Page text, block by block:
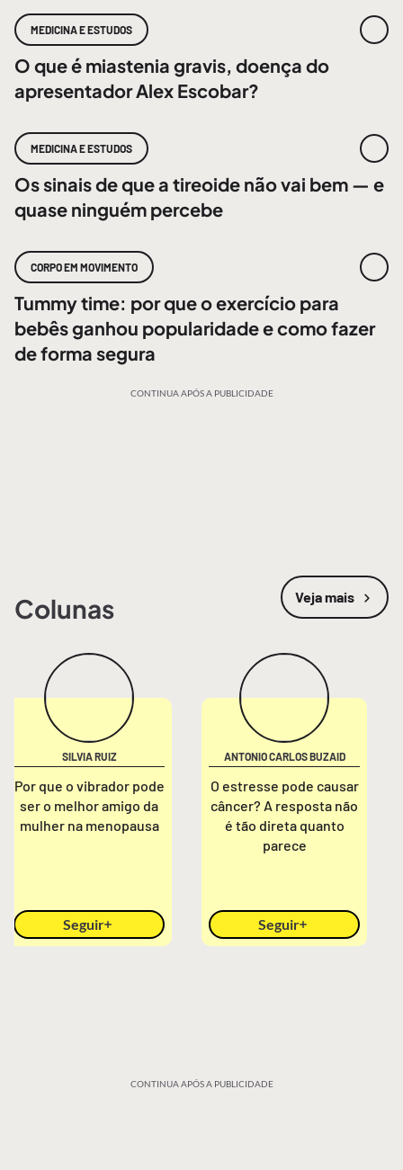
MEDICINA E ESTUDOS
O que é miastenia gravis, doença do
apresentador Alex Escobar?
MEDICINA E ESTUDOS
Os sinais de que a tireoide não vai bem — e
quase ninguém percebe
CORPO EM MOVIMENTO
Tummy time: por que o exercício para
bebês ganhou popularidade e como fazer
de forma segura
CONTINUA APÓS A PUBLICIDADE
Colunas Veja mais
SILVIA RUIZ
Por que o vibrador pode
ser o melhor amigo da
mulher na menopausa
Seguir
ANTONIO CARLOS BUZAID
O estresse pode causar
câncer? A resposta não
é tão direta quanto
parece
Seguir
CONTINUA APÓS A PUBLICIDADE